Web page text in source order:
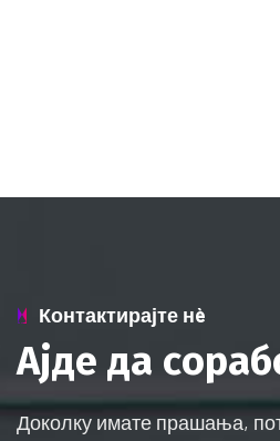
Контактирајте нè
Ајде да сораб
Доколку имате прашања,